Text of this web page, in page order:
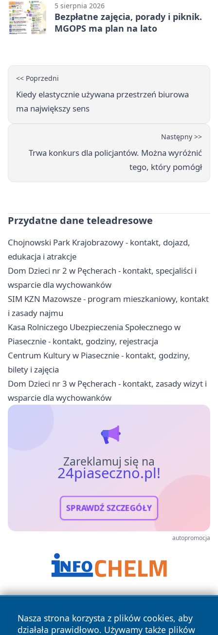
5 sierpnia 2026
Bezpłatne zajęcia, porady i piknik.
MGOPS ma plan na lato
<< Poprzedni
Kiedy elastycznie używana przestrzeń biurowa
ma największy sens
Następny >>
Trwa konkurs dla policjantów. Można wyróżnić
tego, który pomógł
Przydatne dane teleadresowe
Chojnowski Park Krajobrazowy - kontakt, dojazd,
edukacja i atrakcje
Dom Dzieci nr 2 w Pęcherach - kontakt, specjaliści i
wsparcie dla wychowanków
SIM KZN Mazowsze - program mieszkaniowy, kontakt
i zasady najmu
Kasa Rolniczego Ubezpieczenia Społecznego w
Piasecznie - kontakt, godziny, rejestracja
Centrum Kultury w Piasecznie - kontakt, godziny,
bilety i zajęcia
Dom Dzieci nr 3 w Pęcherach - kontakt, zasady wizyt i
wsparcie dla wychowanków
Zareklamuj się na
24piaseczno.pl!
SPRAWDŹ SZCZEGÓŁY
autopromocja
Nasza strona korzysta z plików cookies, aby
działała prawidłowo. Używamy także plików